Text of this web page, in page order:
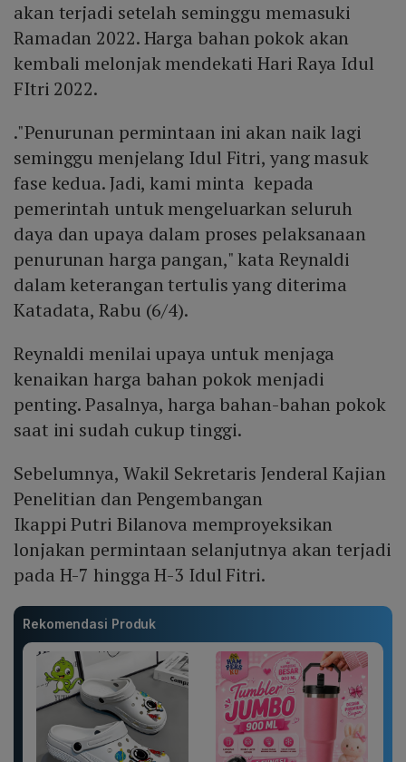
akan terjadi setelah seminggu memasuki
Ramadan 2022. Harga bahan pokok akan
kembali melonjak mendekati Hari Raya Idul
FItri 2022.
."Penurunan permintaan ini akan naik lagi
seminggu menjelang Idul Fitri, yang masuk
fase kedua. Jadi, kami minta kepada
pemerintah untuk mengeluarkan seluruh
daya dan upaya dalam proses pelaksanaan
penurunan harga pangan," kata Reynaldi
dalam keterangan tertulis yang diterima
Katadata, Rabu (6/4).
Reynaldi menilai upaya untuk menjaga
kenaikan harga bahan pokok menjadi
penting. Pasalnya, harga bahan-bahan pokok
saat ini sudah cukup tinggi.
Sebelumnya, Wakil Sekretaris Jenderal Kajian
Penelitian dan Pengembangan
Ikappi Putri Bilanova memproyeksikan
lonjakan permintaan selanjutnya akan terjadi
pada H-7 hingga H-3 Idul Fitri.
Rekomendasi Produk